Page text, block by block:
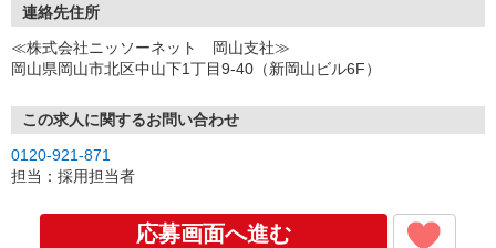
ご都合のよいお日にちをお聞かせください。
↓
（3）選考・お仕事のご案内
↓
※紹介予定派遣・職業紹介などで、正職員登用前提でのお仕事も可
能です。
連絡先住所
≪株式会社ニッソーネット 岡山支社≫
岡山県岡山市北区中山下1丁目9-40（新岡山ビル6F）
この求人に関するお問い合わせ
0120-921-871
担当：採用担当者
応募画面へ進む